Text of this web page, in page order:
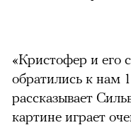
«Кристофер и его
обратились к нам
рассказывает
картине играет